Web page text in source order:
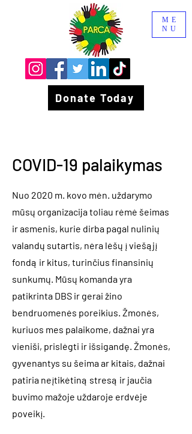
Donate Today
ME
NU
COVID-19 palaikymas
Nuo 2020 m. kovo mėn. uždarymo
mūsų organizacija toliau rėmė šeimas
ir asmenis, kurie dirba pagal nulinių
valandų sutartis, nėra lėšų į viešąjį
fondą ir kitus, turinčius finansinių
sunkumų. Mūsų komanda yra
patikrinta DBS ir gerai žino
bendruomenės poreikius. Žmonės,
kuriuos mes palaikome, dažnai yra
vieniši, prislėgti ir išsigandę. Žmonės,
gyvenantys su šeima ar kitais, dažnai
patiria neįtikėtiną stresą ir jaučia
buvimo mažoje uždaroje erdvėje
poveikį.